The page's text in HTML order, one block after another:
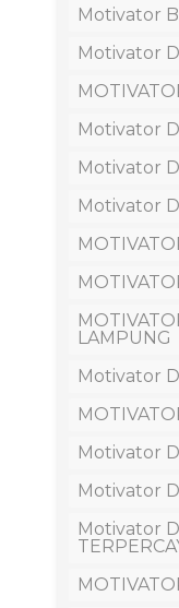
Motivator
Motivator
Motivator
Motivator
Motivator
LAMPUNG
Motivator
Motivator
Motivator
Motivator